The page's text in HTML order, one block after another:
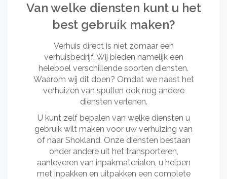
Van welke diensten kunt u het
best gebruik maken?
Verhuis direct is niet zomaar een
verhuisbedrijf. Wij bieden namelijk een
heleboel verschillende soorten diensten.
Waarom wij dit doen? Omdat we naast het
verhuizen van spullen ook nog andere
diensten verlenen.
U kunt zelf bepalen van welke diensten u
gebruik wilt maken voor uw verhuizing van
of naar Shokland. Onze diensten bestaan
onder andere uit het transporteren,
aanleveren van inpakmaterialen, u helpen
met inpakken en uitpakken een complete